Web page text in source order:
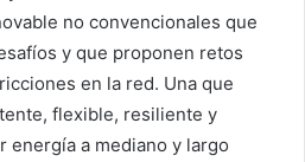
no convencionales que
y que proponen retos
en la red. Una que
flexible, resiliente y
energía a mediano y largo